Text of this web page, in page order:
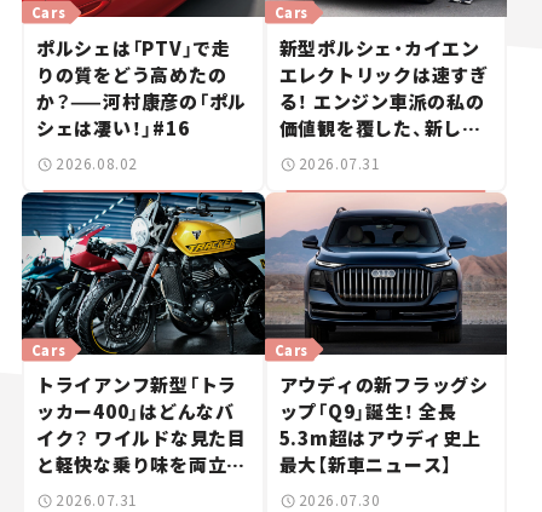
ポルシェは「PTV」で走
りの質をどう高めたの
か？——河村康彦の「ポル
シェは凄い！」#16
Cars
2026.08.02
新型ポルシェ・カイエン
エレクトリックは速すぎ
る！ エンジン車派の私の
価値観を覆した、新しい
ポルシェの走り。
Cars
2026.07.31
トライアンフ新型「トラ
ッカー400」はどんなバ
イク？ ワイルドな見た目
と軽快な乗り味を両立し
た400ccフラットトラッ
Cars
2026.07.31
アウディの新フラッグシ
ップ「Q9」誕生！ 全長
5.3m超はアウディ史上
最大【新車ニュース】
Cars
2026.07.30